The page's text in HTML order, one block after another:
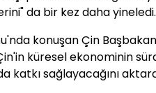
da bir kez daha yineledi.
konuşan Çin
küresel ekonominin
katkı sağlayacağını